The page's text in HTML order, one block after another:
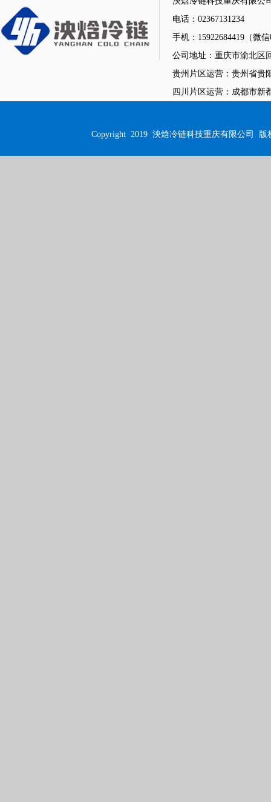
电话：02367131234
手机：15922684419（微
公司地址：重庆市渝北区
贵州片区运营：贵州省贵
四川片区运营：成都市新
Copyright 2019 泱焓冷链科技重庆有限公司 版